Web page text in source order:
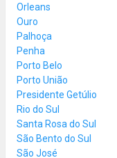
Orleans
Ouro
Palhoça
Penha
Porto Belo
Porto União
Presidente Getúlio
Rio do Sul
Santa Rosa do Sul
São Bento do Sul
São José